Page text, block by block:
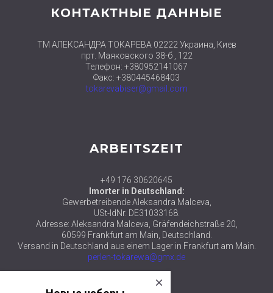
КОНТАКТНЫЕ ДАННЫЕ
ТМ АЛЕКСАНДРА ТОКАРЕВА 02222 Украина, Киев
прт. Маяковского 38-б , 122
Телефон: +380952141067
Факс: +380445468403
tokarevabiser@gmail.com
ARBEITSZEIT
+49 176 30620645
Imorter in Deutschland:
Gewerbetreibende Aleksandra Malceva,
USt-IdNr. DE31033168.
Adresse: Aleksandra Malceva, Gräfendeichstraße 20,
60599 Frankfurt am Main, Deutschland.
Versand in Deutschland aus einem Lager in Frankfurt am Main.
perlen-tokarewa@gmx.de
© 2018 ТМ АЛЕКСАНДРА ТОКАРЕВА close